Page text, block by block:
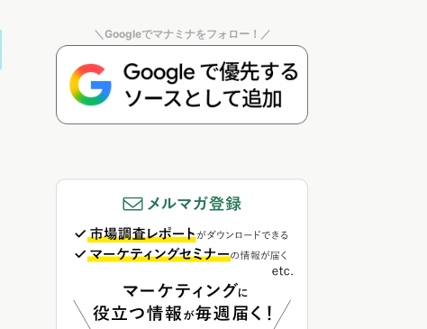
＼Googleでマナミナをフォロー！／